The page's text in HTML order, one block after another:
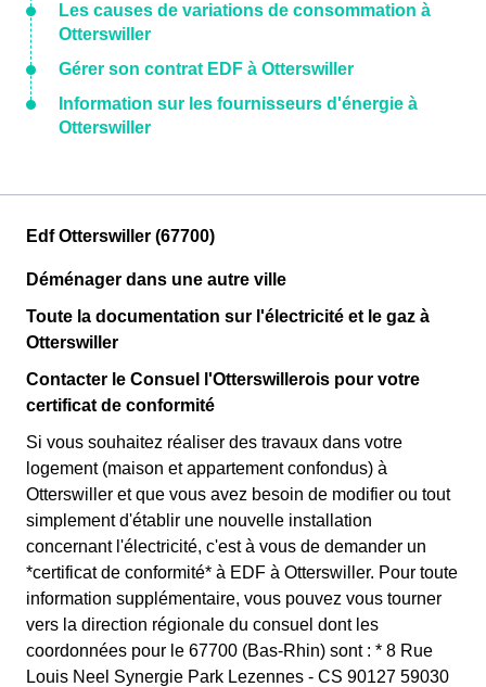
Les causes de variations de consommation à
Otterswiller
Gérer son contrat EDF à Otterswiller
Information sur les fournisseurs d'énergie à
Otterswiller
Edf Otterswiller (67700)
Déménager dans une autre ville
Toute la documentation sur l'électricité et le gaz à
Otterswiller
Contacter le Consuel l'Otterswillerois pour votre
certificat de conformité
Si vous souhaitez réaliser des travaux dans votre
logement (maison et appartement confondus) à
Otterswiller et que vous avez besoin de modifier ou tout
simplement d'établir une nouvelle installation
concernant l'électricité, c'est à vous de demander un
*certificat de conformité* à EDF à Otterswiller. Pour toute
information supplémentaire, vous pouvez vous tourner
vers la direction régionale du consuel dont les
coordonnées pour le 67700 (Bas-Rhin) sont : * 8 Rue
Louis Neel Synergie Park Lezennes - CS 90127 59030